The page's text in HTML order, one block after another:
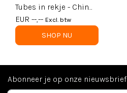
Tubes in rekje - Chin
Chin Chin - per 6
EUR --,-- Excl. btw
SHOP NU
Abonneer je op onze nieuwsbrief